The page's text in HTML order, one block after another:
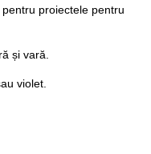
proiectele pentru
și vară.
violet.